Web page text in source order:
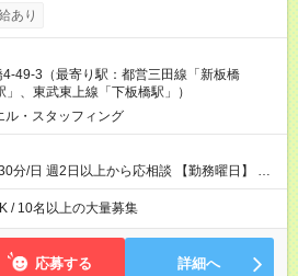
間なし
あり
49-3（最寄り駅：都営三田線「新板橋
、東武東上線「下板橋駅」）
ル・スタッフィング
分/日 週2日以上から応相談 【勤務曜日】 火
・長期休暇中は除く) 9:15～13:45 ※残業無し
/ 10名以上の大量募集
応募する 詳細へ